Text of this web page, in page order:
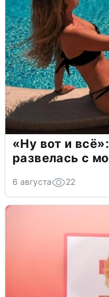
«Ну вот и
развелась с
6 августа 22